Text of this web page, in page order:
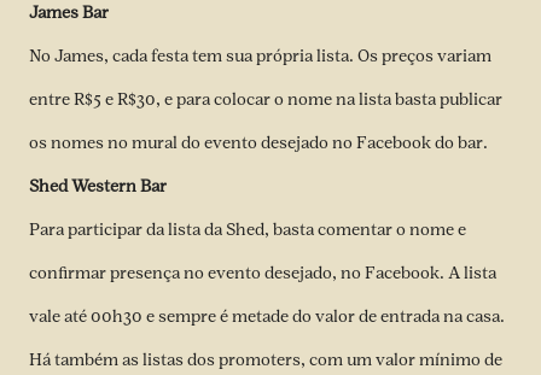
James Bar
No James, cada festa tem sua própria lista. Os preços variam
entre R$5 e R$30, e para colocar o nome na lista basta publicar
os nomes no mural do evento desejadono Facebook do bar.
Shed Western Bar
Para participar da lista da Shed, basta comentar o nome e
confirmar presença noevento desejado, no Facebook. A lista
vale até 00h30 e sempre é metade do valor de entrada na casa.
Há também as listas dos promoters, com um valor mínimo de